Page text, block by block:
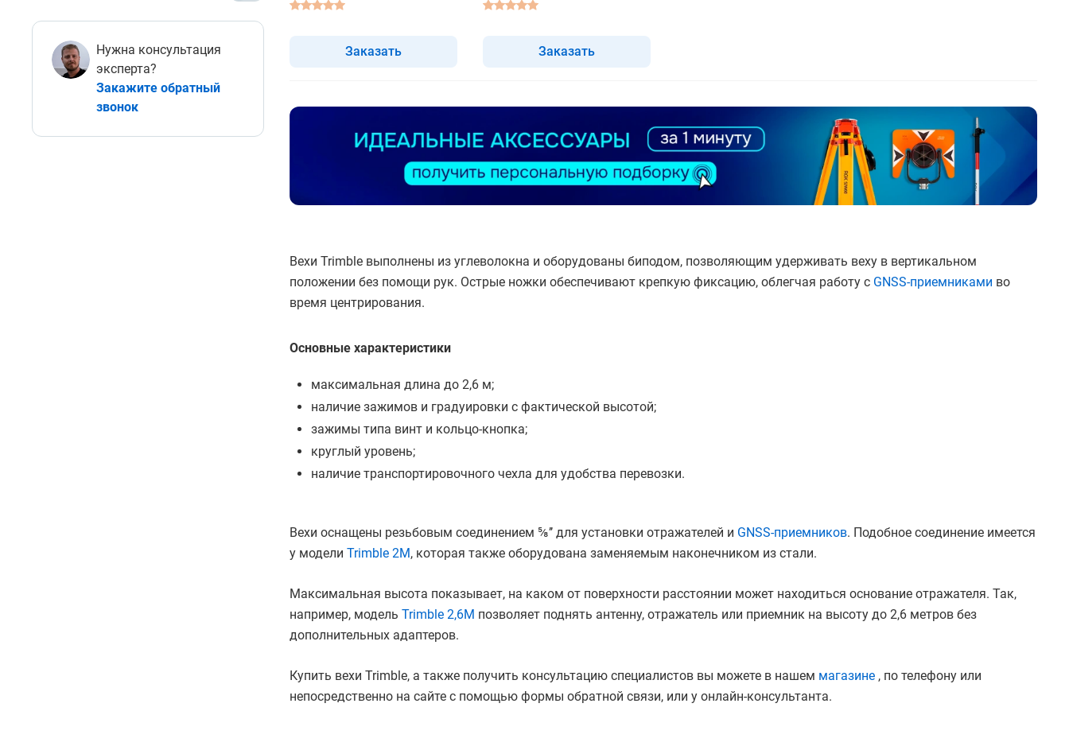
Нужна консультация
эксперта?
Закажите обратный
звонок
Заказать Заказать
Вехи Trimble выполнены из углеволокна и оборудованы биподом, позволяющим удерживать веху в вертикальном
положении без помощи рук. Острые ножки обеспечивают крепкую фиксацию, облегчая работу с GNSS-приемниками во
время центрирования.
Основные характеристики
максимальная длина до 2,6 м;
наличие зажимов и градуировки с фактической высотой;
зажимы типа винт и кольцо-кнопка;
круглый уровень;
наличие транспортировочного чехла для удобства перевозки.
Вехи оснащены резьбовым соединением ⅝’’ для установки отражателей и GNSS-приемников. Подобное соединение имеется
у модели Trimble 2М, которая также оборудована заменяемым наконечником из стали.
Максимальная высота показывает, на каком от поверхности расстоянии может находиться основание отражателя. Так,
например, модель Trimble 2,6М позволяет поднять антенну, отражатель или приемник на высоту до 2,6 метров без
дополнительных адаптеров.
Купить вехи Trimble, а также получить консультацию специалистов вы можете в нашем магазине , по телефону или
непосредственно на сайте с помощью формы обратной связи, или у онлайн-консультанта.